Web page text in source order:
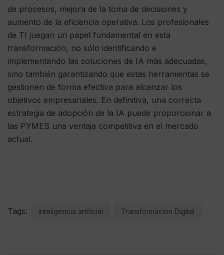
de procesos, mejora de la toma de decisiones y
aumento de la eficiencia operativa. Los profesionales
de TI juegan un papel fundamental en esta
transformación, no sólo identificando e
implementando las soluciones de IA más adecuadas,
sino también garantizando que estas herramientas se
gestionen de forma efectiva para alcanzar los
objetivos empresariales. En definitiva, una correcta
estrategia de adopción de la IA puede proporcionar a
las PYMES una ventaja competitiva en el mercado
actual.
Tags: inteligencia artificial Transformación Digital